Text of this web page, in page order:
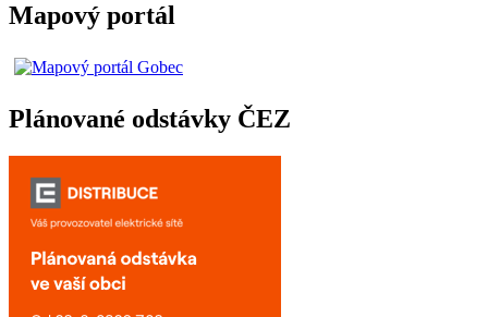
Mapový portál
Plánované odstávky ČEZ